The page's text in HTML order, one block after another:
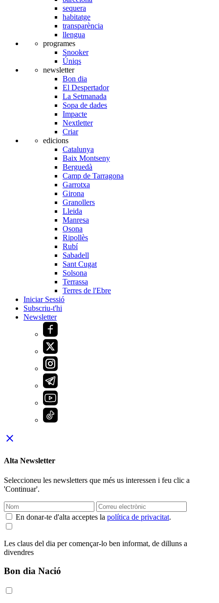
sequera
habitatge
transparència
llengua
programes
Snooker
Úniqs
newsletter
Bon dia
El Despertador
La Setmanada
Sopa de dades
Impacte
Nextletter
Criar
edicions
Catalunya
Baix Montseny
Berguedà
Camp de Tarragona
Garrotxa
Girona
Granollers
Lleida
Manresa
Osona
Ripollès
Rubí
Sabadell
Sant Cugat
Solsona
Terrassa
Terres de l'Ebre
Iniciar Sessió
Subscriu-t'hi
Newsletter
close
Alta Newsletter
Seleccioneu les newsletters que més us interessen i feu clic a
'Continuar'.
En donar-te d'alta acceptes la política de privacitat.
Les claus del dia per començar-lo ben informat, de dilluns a
divendres
Bon dia Nació